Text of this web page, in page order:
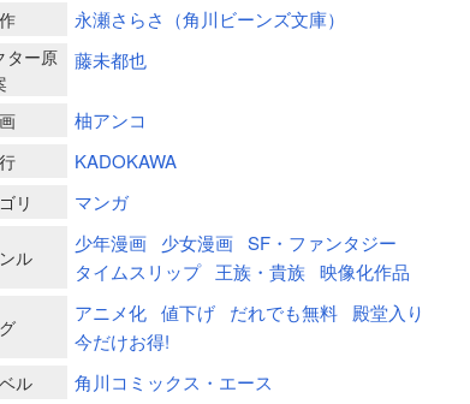
永瀬さらさ（角川ビーンズ文庫）
ター原
藤未都也
柚アンコ
KADOKAWA
リ マンガ
ル
少年漫画 少女漫画 SF・ファンタジー
タイムスリップ 王族・貴族 映像化作品
アニメ化 値下げ だれでも無料
殿堂入り
今だけお得!
ル 角川コミックス・エース